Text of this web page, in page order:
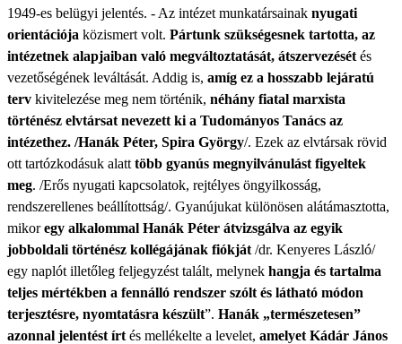
1949-es belügyi jelentés. - Az intézet munkatársainak nyugati
orientációja közismert volt. Pártunk szükségesnek tartotta, az
intézetnek alapjaiban való megváltoztatását, átszervezését és
vezetőségének leváltását. Addig is, amíg ez a hosszabb lejáratú
terv kivitelezése meg nem történik, néhány fiatal marxista
történész elvtársat nevezett ki a Tudományos Tanács az
intézethez. /Hanák Péter, Spira György/. Ezek az elvtársak rövid
ott tartózkodásuk alatt több gyanús megnyilvánulást figyeltek
meg. /Erős nyugati kapcsolatok, rejtélyes öngyilkosság,
rendszerellenes beállítottság/. Gyanújukat különösen alátámasztotta,
mikoregy alkalommal Hanák Péter átvizsgálva az egyik
jobboldali történész kollégájának fiókját /dr. Kenyeres László/
egy naplót illetőleg feljegyzést talált, melynek hangja és tartalma
teljes mértékben a fennálló rendszer szólt és látható módon
terjesztésre, nyomtatásra készült”. Hanák „természetesen”
azonnal jelentést írt és mellékelte a levelet, amelyet Kádár János